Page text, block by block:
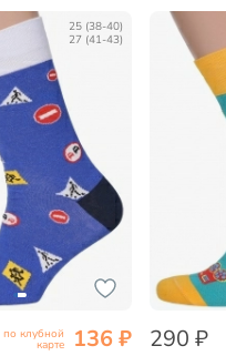
25 (38-40)
27 (41-43)
по клубной
карте 136 ₽ 290 ₽